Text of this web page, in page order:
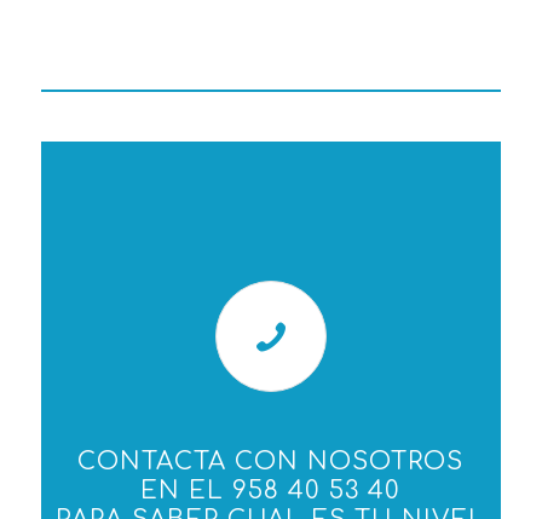
CONTACTA CON NOSOTROS
EN EL 958 40 53 40